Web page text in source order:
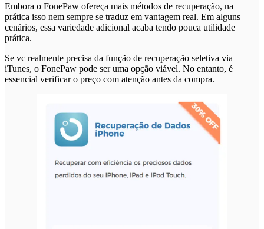
Embora o FonePaw ofereça mais métodos de recuperação, na
prática isso nem sempre se traduz em vantagem real. Em alguns
cenários, essa variedade adicional acaba tendo pouca utilidade
prática.
Se vc realmente precisa da função de recuperação seletiva via
iTunes, o FonePaw pode ser uma opção viável. No entanto, é
essencial verificar o preço com atenção antes da compra.